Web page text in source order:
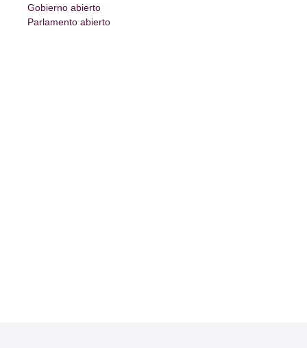
Gobierno abierto
Parlamento abierto